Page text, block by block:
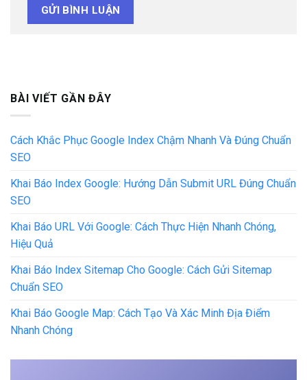
BÀI VIẾT GẦN ĐÂY
Cách Khắc Phục Google Index Chậm Nhanh Và Đúng Chuẩn
SEO
Khai Báo Index Google: Hướng Dẫn Submit URL Đúng Chuẩn
SEO
Khai Báo URL Với Google: Cách Thực Hiện Nhanh Chóng,
Hiệu Quả
Khai Báo Index Sitemap Cho Google: Cách Gửi Sitemap
Chuẩn SEO
Khai Báo Google Map: Cách Tạo Và Xác Minh Địa Điểm
Nhanh Chóng